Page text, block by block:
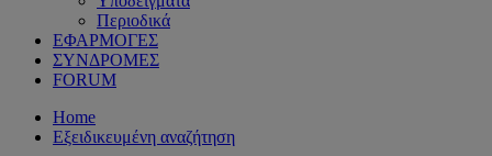
Περιοδικά
ΕΦΑΡΜΟΓΕΣ
ΣΥΝΔΡΟΜΕΣ
FORUM
Home
Εξειδικευμένη αναζήτηση